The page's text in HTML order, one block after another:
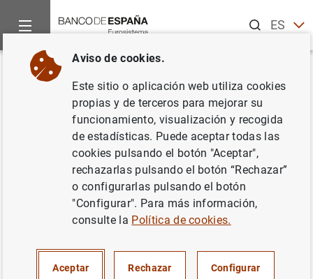
ESEN
Inicio Noticias y eventos
Volver
Agenda: Workshop Programa
Banco de España-Excelencia en
Educación e Investigación en
Economía Monetaria, Financiera
y Bancaria 2016-2018
A finales del año 2015 el Banco de España decidió
Aviso de cookies.
Este sitio o aplicación web utiliza cookies
propias y de terceros para mejorar su
funcionamiento, visualización y recogida
de estadísticas. Puede aceptar todas las
cookies pulsando el botón "Aceptar",
rechazarlas pulsando el botón “Rechazar”
o configurarlas pulsando el botón
"Configurar". Para más información,
consulte la Política de cookies.
Aceptar Rechazar Configurar